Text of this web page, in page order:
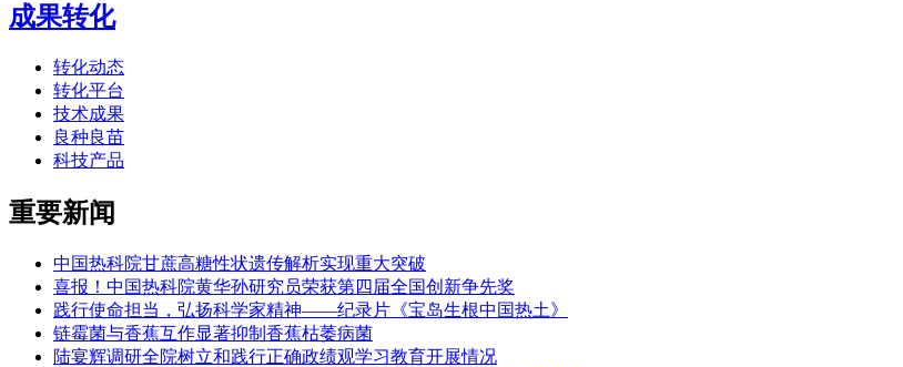
成果转化
转化动态
转化平台
技术成果
良种良苗
科技产品
重要新闻
中国热科院甘蔗高糖性状遗传解析实现重大突破
喜报！中国热科院黄华孙研究员荣获第四届全国创新争先奖
践行使命担当，弘扬科学家精神——纪录片《宝岛生根中国热土》
链霉菌与香蕉互作显著抑制香蕉枯萎病菌
陆宴辉调研全院树立和践行正确政绩观学习教育开展情况